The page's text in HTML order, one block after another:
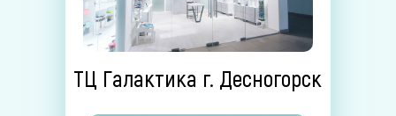
ТЦ Галактика г. Десногорск